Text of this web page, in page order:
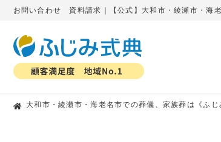
お問い合わせ 資料請求｜【公式】大和市・綾瀬市・海
大和市・綾瀬市・海老名市での葬儀、家族葬は《ふじ